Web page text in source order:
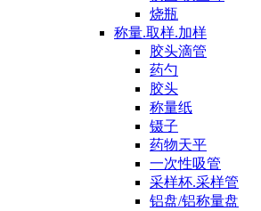
烧瓶
称量.取样.加样
胶头滴管
药勺
胶头
称量纸
镊子
药物天平
一次性吸管
采样杯.采样管
铝盘/铝称量盘